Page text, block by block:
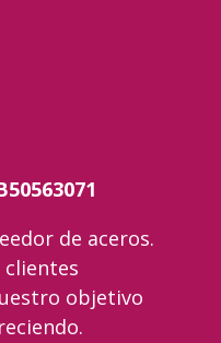
de aceros.
objetivo